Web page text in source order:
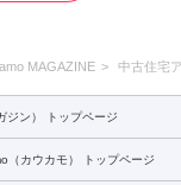
MAGAZINE 中古住宅
ジン） トップページ
（カウカモ） トップページ